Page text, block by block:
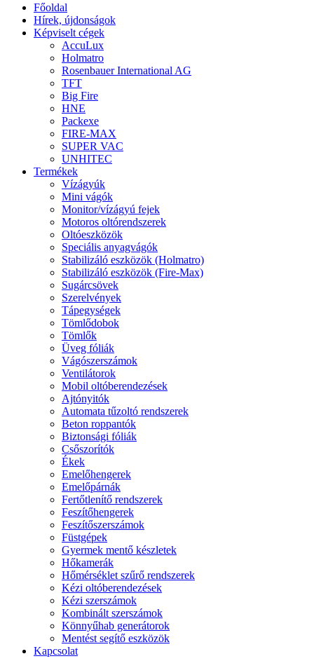
Főoldal
Hírek, újdonságok
Képviselt cégek
AccuLux
Holmatro
Rosenbauer International AG
TFT
Big Fire
HNE
Packexe
FIRE-MAX
SUPER VAC
UNHITEC
Termékek
Vízágyúk
Mini vágók
Monitor/vízágyú fejek
Motoros oltórendszerek
Oltóeszközök
Speciális anyagvágók
Stabilizáló eszközök (Holmatro)
Stabilizáló eszközök (Fire-Max)
Sugárcsövek
Szerelvények
Tápegységek
Tömlődobok
Tömlők
Üveg fóliák
Vágószerszámok
Ventilátorok
Mobil oltóberendezések
Ajtónyitók
Automata tűzoltó rendszerek
Beton roppantók
Biztonsági fóliák
Csőszorítók
Ékek
Emelőhengerek
Emelőpárnák
Fertőtlenítő rendszerek
Feszítőhengerek
Feszítőszerszámok
Füstgépek
Gyermek mentő készletek
Hőkamerák
Hőmérséklet szűrő rendszerek
Kézi oltóberendezések
Kézi szerszámok
Kombinált szerszámok
Könnyűhab generátorok
Mentést segítő eszközök
Kapcsolat